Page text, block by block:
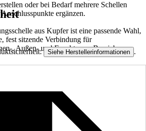
oder bei Bedarf mehrere Schellen
ergänzen.
aus Kupfer ist eine passende Wahl,
fest sitzende Verbindung für
, Außen- und Feuchtraum-Bereichen
Siehe Herstellerinformationen .